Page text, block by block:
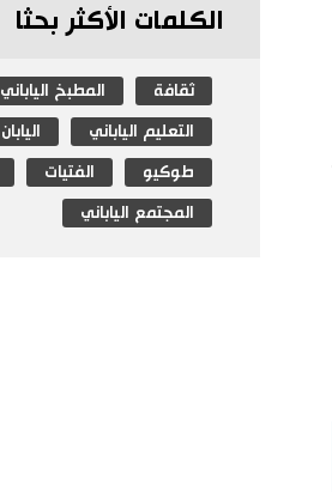
الكلمات الأكثر بحثا
ثقافة المطبخ الياباني
التعليم الياباني اليابان
طوكيو الفتيات
المجتمع الياباني